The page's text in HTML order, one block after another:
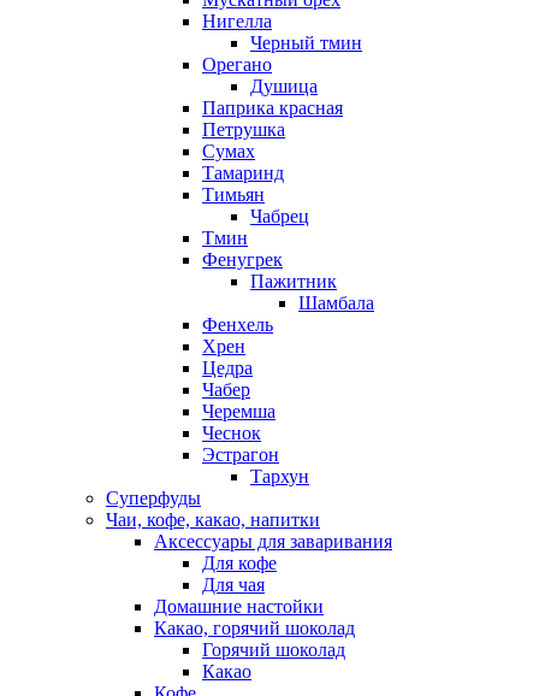
Нигелла
Черный тмин
Орегано
Душица
Паприка красная
Петрушка
Сумах
Тамаринд
Тимьян
Чабрец
Тмин
Фенугрек
Пажитник
Шамбала
Фенхель
Хрен
Цедра
Чабер
Черемша
Чеснок
Эстрагон
Тархун
Суперфуды
Чаи, кофе, какао, напитки
Аксессуары для заваривания
Для кофе
Для чая
Домашние настойки
Какао, горячий шоколад
Горячий шоколад
Какао